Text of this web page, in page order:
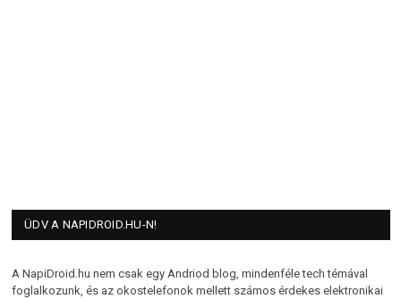
ÜDV A NAPIDROID.HU-N!
A NapiDroid.hu nem csak egy Andriod blog, mindenféle tech témával
foglalkozunk, és az okostelefonok mellett számos érdekes elektronikai